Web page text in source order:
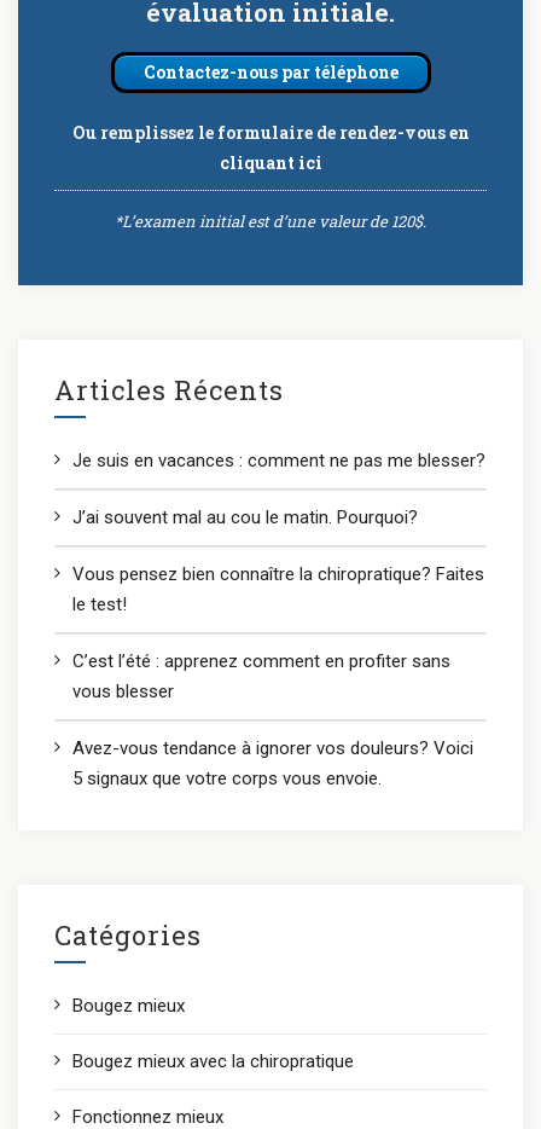
évaluation initiale.
Contactez-nous par téléphone
Ou remplissez le formulaire de rendez-vousen
cliquant ici
*L’examen initial est d’une valeur de 120$.
Articles Récents
Je suis en vacances : comment ne pas me blesser?
J’ai souvent mal au cou le matin. Pourquoi?
Vous pensez bien connaître la chiropratique? Faites
le test!
C’est l’été : apprenez comment en profiter sans
vous blesser
Avez-vous tendance à ignorer vos douleurs? Voici
5 signaux que votre corps vous envoie.
Catégories
Bougez mieux
Bougez mieux avec la chiropratique
Fonctionnez mieux